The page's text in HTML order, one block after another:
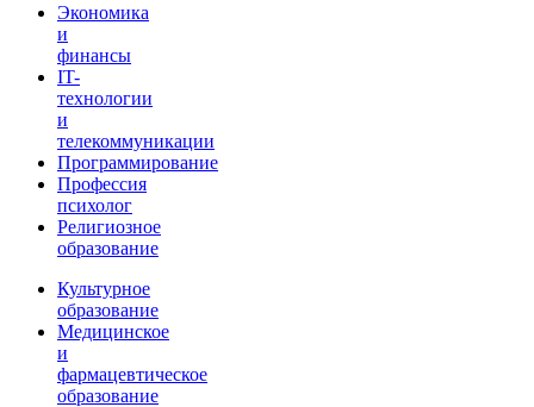
Экономика
и
финансы
IT-
технологии
и
телекоммуникации
Программирование
Профессия
психолог
Религиозное
образование
Культурное
образование
Медицинское
и
фармацевтическое
образование